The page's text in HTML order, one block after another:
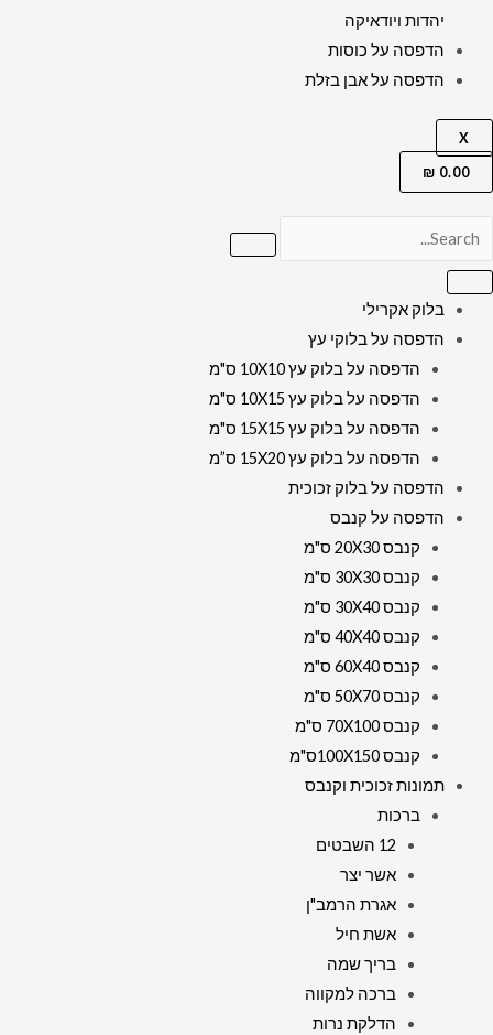
יהדות ויודאיקה
הדפסה על כוסות
הדפסה על אבן בזלת
X
0.00
₪
בלוק אקרילי
הדפסה על בלוקי עץ
הדפסה על בלוק עץ 10X10 ס"מ
הדפסה על בלוק עץ 10X15 ס"מ
הדפסה על בלוק עץ 15X15 ס"מ
הדפסה על בלוק עץ 15X20 ס”מ
הדפסה על בלוק זכוכית
הדפסה על קנבס
קנבס 20X30 ס"מ
קנבס 30X30 ס"מ
קנבס 30X40 ס"מ
קנבס 40X40 ס"מ
קנבס 60X40 ס"מ
קנבס 50X70 ס"מ
קנבס 70X100 ס"מ
קנבס 100X150ס"מ
תמונות זכוכית וקנבס
ברכות
12 השבטים
אשר יצר
אגרת הרמב"ן
אשת חיל
בריך שמה
ברכה למקווה
הדלקת נרות